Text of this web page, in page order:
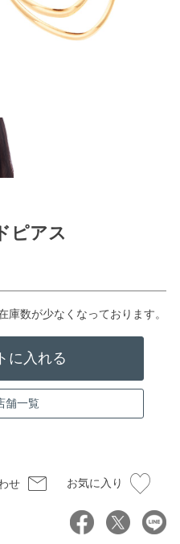
ピアス
庫数が少なくなっております。
舗一覧
せ お気に入り